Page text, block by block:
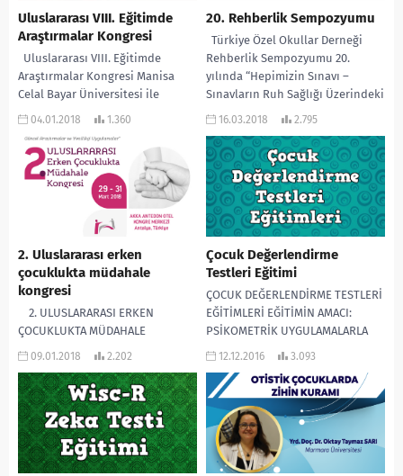
Uluslararası VIII. Eğitimde
Araştırmalar Kongresi
Uluslararası VIII. Eğitimde
Araştırmalar Kongresi Manisa
Celal Bayar Üniversitesi ile
Uluslararası Eğitim
arasında “Uluslararası VIII.
Eğitimde...
04.01.2018 1.360
20. Rehberlik Sempozyumu
Türkiye Özel Okullar Derneği
Rehberlik Sempozyumu 20.
yılında “Hepimizin Sınavı –
Sınavların Ruh Sağlığı Üzerindeki
Etkileri” temasıyla
16.03.2018 2.795
2. Uluslararası erken
çocuklukta müdahale
kongresi
2. ULUSLARARASI ERKEN
ÇOCUKLUKTA MÜDAHALE
KONGRESİ Türkiye Erken
(EÇOMDER), Hasan Kalyoncu
Üniversitesi ve TED
Üniversitesi’nin...
09.01.2018 2.202
Çocuk Değerlendirme
Testleri Eğitimi
ÇOCUK DEĞERLENDİRME TESTLERİ
EĞİTİMLERİ EĞİTİMİN AMACI:
PSİKOMETRİK UYGULAMALARLA
ÇOCUK DEĞERLENDİRME PAKETİ
değerlendirme testlerini,
ölçeklerini, envanterlerini
uygulamada ve
değerlendirmede...
12.12.2016 3.093